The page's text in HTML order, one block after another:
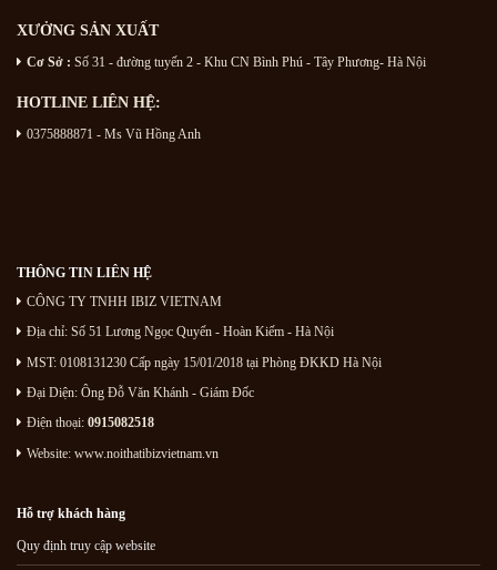
XƯỞNG SẢN XUẤT
Cơ Sở : Số 31 - đường tuyến 2 - Khu CN Bình Phú - Tây Phương- Hà Nội
HOTLINE LIÊN HỆ:
0375888871 - Ms Vũ Hồng Anh
THÔNG TIN LIÊN HỆ
CÔNG TY TNHH IBIZ VIETNAM
Địa chỉ: Số 51 Lương Ngọc Quyến - Hoàn Kiếm - Hà Nội
MST: 0108131230 Cấp ngày 15/01/2018 tại Phòng ĐKKD Hà Nội
Đại Diện: Ông Đỗ Văn Khánh - Giám Đốc
Điện thoại: 0915082518
Website: www.noithatibizvietnam.vn
Hỗ trợ khách hàng
Quy định truy cập website